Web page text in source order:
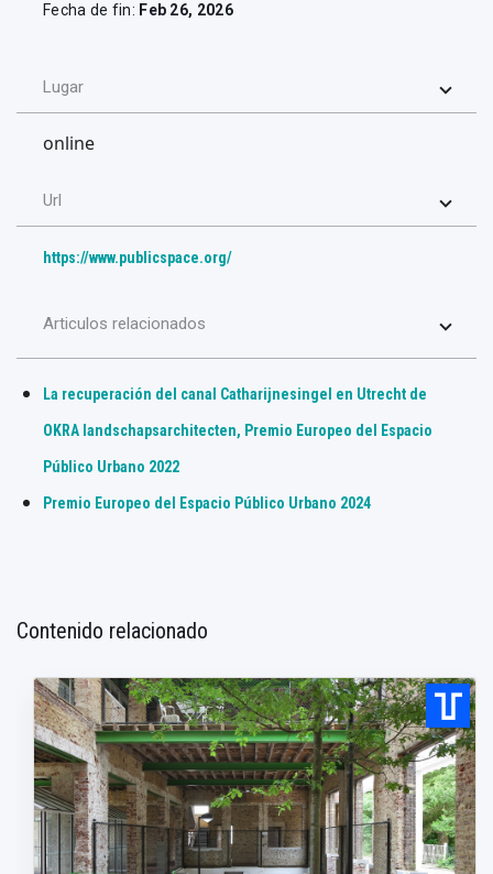
Fecha de fin: Feb 26, 2026
Lugar
online
Url
https://www.publicspace.org/
Articulos relacionados
La recuperación del canal Catharijnesingel en Utrecht de
OKRA landschapsarchitecten, Premio Europeo del Espacio
Público Urbano 2022
Premio Europeo del Espacio Público Urbano 2024
Contenido relacionado